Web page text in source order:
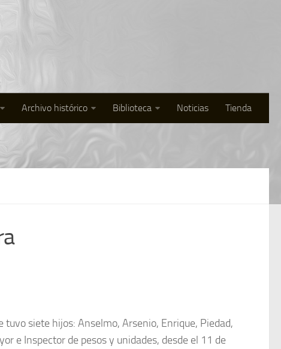
Archivo histórico Biblioteca Noticias Tienda
siete hijos: Anselmo, Arsenio, Enrique, Piedad,
e Inspector de pesos y unidades, desde el 11 de